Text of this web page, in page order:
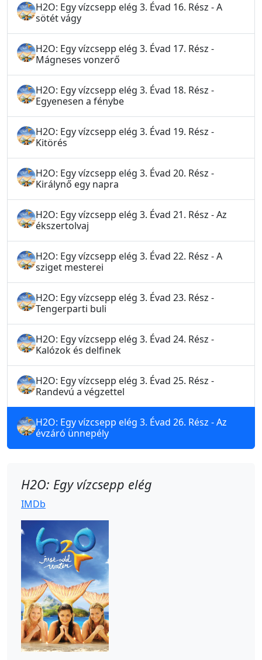
H2O: Egy vízcsepp elég 3. Évad 16. Rész - A
sötét vágy
H2O: Egy vízcsepp elég 3. Évad 17. Rész -
Mágneses vonzerő
H2O: Egy vízcsepp elég 3. Évad 18. Rész -
Egyenesen a fénybe
H2O: Egy vízcsepp elég 3. Évad 19. Rész -
Kitörés
H2O: Egy vízcsepp elég 3. Évad 20. Rész -
Királynő egy napra
H2O: Egy vízcsepp elég 3. Évad 21. Rész - Az
ékszertolvaj
H2O: Egy vízcsepp elég 3. Évad 22. Rész - A
sziget mesterei
H2O: Egy vízcsepp elég 3. Évad 23. Rész -
Tengerparti buli
H2O: Egy vízcsepp elég 3. Évad 24. Rész -
Kalózok és delfinek
H2O: Egy vízcsepp elég 3. Évad 25. Rész -
Randevú a végzettel
H2O: Egy vízcsepp elég 3. Évad 26. Rész - Az
évzáró ünnepély
H2O: Egy vízcsepp elég
IMDb